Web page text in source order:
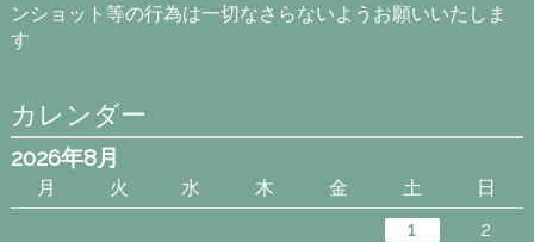
ンショット等の行為は一切なさらないようお願いいたしま
す
カレンダー
2026年8月
月 火 水 木 金 土
日
1
2